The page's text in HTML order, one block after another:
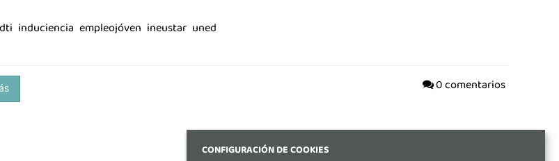
induciencia empleojóven ineustar uned
0 comentarios
CONFIGURACIÓN DE COOKIES